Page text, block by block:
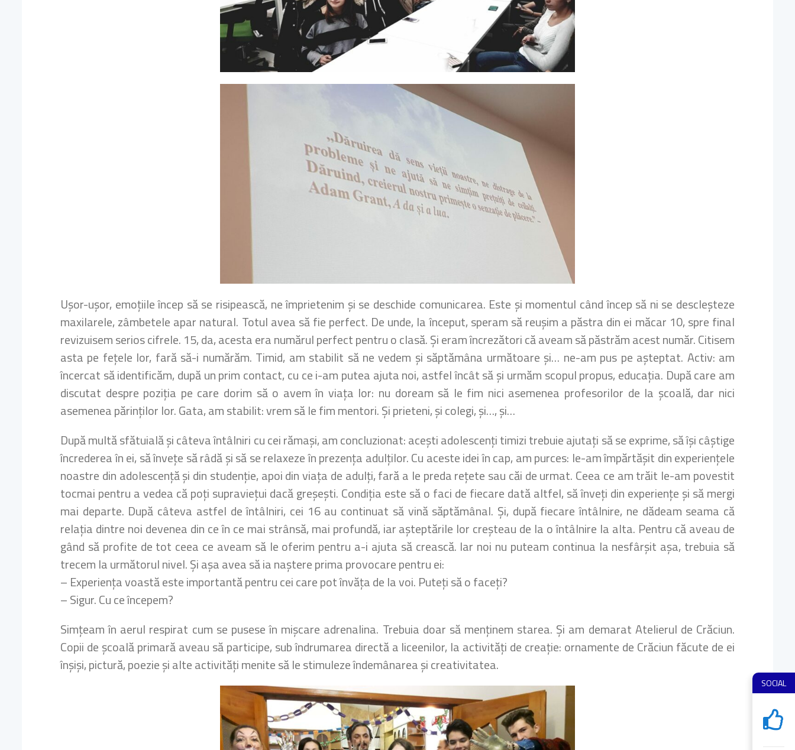
SOCIAL
Ușor-ușor, emoțiile încep să se risipească, ne împrietenim și se deschide comunicarea. Este și momentul când încep să ni se descleșteze
maxilarele, zâmbetele apar natural. Totul avea să fie perfect. De unde, la început, speram să reușim a păstra din ei măcar 10, spre final
revizuisem serios cifrele. 15, da, acesta era numărul perfect pentru o clasă. Și eram încrezători că aveam să păstrăm acest număr. Citisem
asta pe fețele lor, fară să-i numărăm. Timid, am stabilit să ne vedem și săptămâna următoare și… ne-am pus pe așteptat. Activ: am
încercat să identificăm, după un prim contact, cu ce i-am putea ajuta noi, astfel încât să și urmăm scopul propus, educația. După care am
discutat despre poziția pe care dorim să o avem în viața lor: nu doream să le fim nici asemenea profesorilor de la școală, dar nici
asemenea părinților lor. Gata, am stabilit: vrem să le fim mentori. Și prieteni, și colegi, și…, și…
După multă sfătuială și câteva întâlniri cu cei rămași, am concluzionat: acești adolescenți timizi trebuie ajutați să se exprime, să își câștige
încrederea în ei, să învețe să râdă și să se relaxeze în prezența adulților. Cu aceste idei în cap, am purces: le-am împărtășit din experiențele
noastre din adolescență și din studenție, apoi din viața de adulți, fară a le preda rețete sau căi de urmat. Ceea ce am trăit le-am povestit
tocmai pentru a vedea că poți supraviețui dacă greșești. Condiția este să o faci de fiecare dată altfel, să înveți din experiențe și să mergi
mai departe. După câteva astfel de întâlniri, cei 16 au continuat să vină săptămânal. Și, după fiecare întâlnire, ne dădeam seama că
relația dintre noi devenea din ce în ce mai strânsă, mai profundă, iar așteptările lor creșteau de la o întâlnire la alta. Pentru că aveau de
gând să profite de tot ceea ce aveam să le oferim pentru a-i ajuta să crească. Iar noi nu puteam continua la nesfârșit așa, trebuia să
trecem la următorul nivel. Și așa avea să ia naștere prima provocare pentru ei:
– Experiența voastă este importantă pentru cei care pot învăța de la voi. Puteți să o faceți?
– Sigur. Cu ce începem?
Simțeam în aerul respirat cum se pusese în mișcare adrenalina. Trebuia doar să menținem starea. Și am demarat Atelierul de Crăciun.
Copii de școală primară aveau să participe, sub îndrumarea directă a liceenilor, la activități de creație: ornamente de Crăciun făcute de ei
înșiși, pictură, poezie și alte activități menite să le stimuleze îndemânarea și creativitatea.